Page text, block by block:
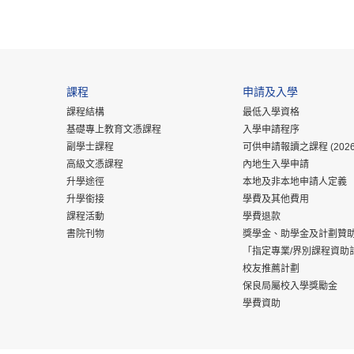
課程
課程結構
基礎專上教育文憑課程
副學士課程
高級文憑課程
升學途徑
升學銜接
課程活動
書院刊物
申請及入學
最低入學資格
入學申請程序
可供申請報讀之課程
內地生入學申請
本地及非本地申請人定義
學費及其他費用
學費退款
獎學金、助學金及計劃贊
「指定專業/界別課程資
校友推薦計劃
保良局屬校入學獎勵金
學費資助